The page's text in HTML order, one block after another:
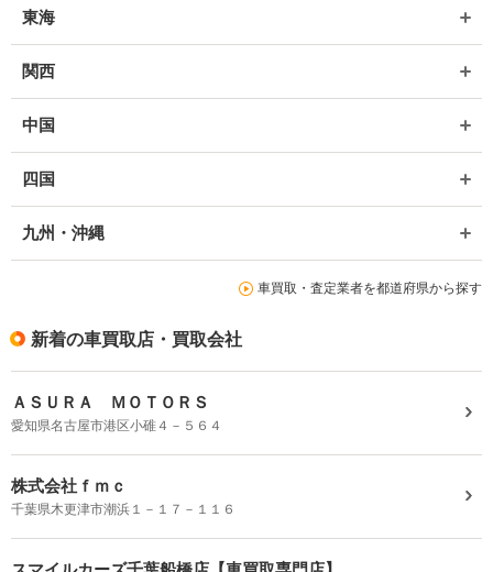
東海
関西
中国
四国
九州・沖縄
車買取・査定業者を都道府県から探す
新着の車買取店・買取会社
ＡＳＵＲＡ ＭＯＴＯＲＳ
愛知県名古屋市港区小碓４－５６４
株式会社ｆｍｃ
千葉県木更津市潮浜１－１７－１１６